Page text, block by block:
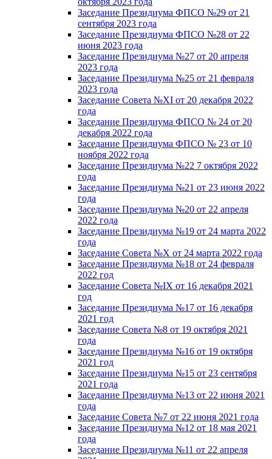
Заседание Президиума ФПСО №29 от 21
сентября 2023 года
Заседание Президиума ФПСО №28 от 22
июня 2023 года
Заседание Президиума №27 от 20 апреля
2023 года
Заседание Президиума №25 от 21 февраля
2023 года
Заседание Совета №XI от 20 декабря 2022
года
Заседание Президиума ФПСО № 24 от 20
декабря 2022 года
Заседание Президиума ФПСО № 23 от 10
ноября 2022 года
Заседание Президиума №22 7 октября 2022
года
Заседание Президиума №21 от 23 июня 2022
года
Заседание Президиума №20 от 22 апреля
2022 года
Заседание Президиума №19 от 24 марта 2022
года
Заседание Совета №X от 24 марта 2022 года
Заседание Президиума №18 от 24 февраля
2022 год
Заседание Совета №IX от 16 декабря 2021
год
Заседание Президиума №17 от 16 декабря
2021 год
Заседание Совета №8 от 19 октября 2021
года
Заседание Президиума №16 от 19 октября
2021 год
Заседание Президиума №15 от 23 сентября
2021 года
Заседание Президиума №13 от 22 июня 2021
года
Заседание Совета №7 от 22 июня 2021 года
Заседание Президиума №12 от 18 мая 2021
года
Заседание Президиума №11 от 22 апреля